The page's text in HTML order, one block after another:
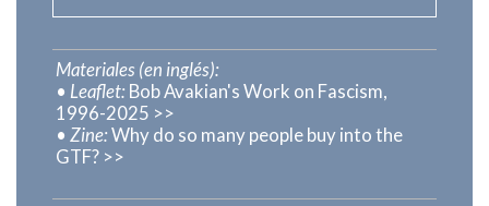
Materiales (en inglés):
• Leaflet: Bob Avakian's Work on Fascism,
1996-2025 >>
• Zine:Why do so many people buy into the
GTF? >>